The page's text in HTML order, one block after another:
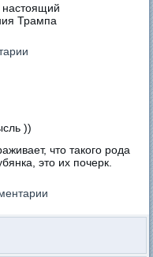
Трампа
))
что такого рода
это их почерк.